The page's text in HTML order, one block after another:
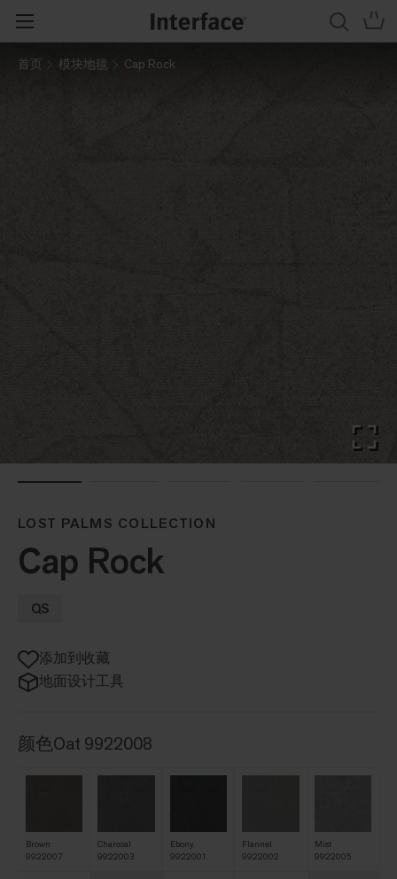
首页 模块地毯 Cap Rock
LOST PALMS COLLECTION
Cap Rock
QS
添加到收藏
地面设计工具
颜色Oat 9922008
Brown
9922007
Charcoal
9922003
Ebony
9922001
Flannel
9922002
Mist
9922005